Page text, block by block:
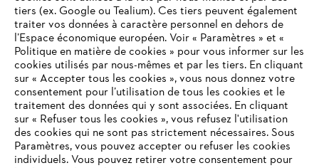
Contact
Politique de protection des données
VOTRE NAVIGATEUR INTERNET
N'EST PLUS PRIS EN CHARGE
tiers (ex. Google ou Tealium). Ces tiers peuvent également
traiter vos données à caractère personnel en dehors de
l’Espace économique européen. Voir « Paramètres » et «
Politique en matière de cookies » pour vous informer sur les
cookies utilisés par nous-mêmes et par les tiers. En cliquant
sur « Accepter tous les cookies », vous nous donnez votre
consentement pour l’utilisation de tous les cookies et le
traitement des données qui y sont associées. En cliquant
sur « Refuser tous les cookies », vous refusez l'utilisation
des cookies qui ne sont pas strictement nécessaires. Sous
Paramètres, vous pouvez accepter ou refuser les cookies
individuels. Vous pouvez retirer votre consentement pour